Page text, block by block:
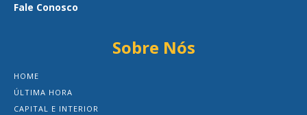
Fale Conosco
Sobre Nós
HOME
ÚLTIMA HORA
CAPITAL E INTERIOR